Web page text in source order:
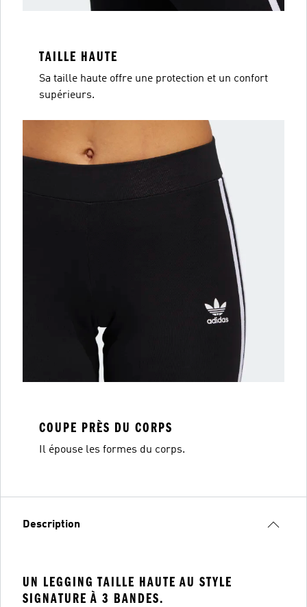
TAILLE HAUTE
Sa taille haute offre une protection et un confort
supérieurs.
COUPE PRÈS DU CORPS
Il épouse les formes du corps.
Description
UN LEGGING TAILLE HAUTE AU STYLE
SIGNATURE À 3 BANDES.